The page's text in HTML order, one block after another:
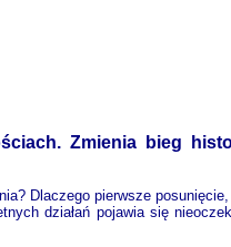
Zmienia bieg
Dlaczego pierwsze
działań pojawia się